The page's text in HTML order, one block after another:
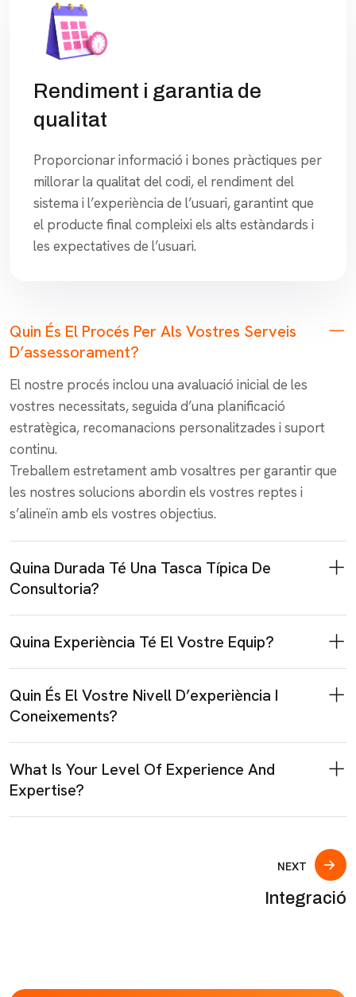
Rendiment i garantia de
qualitat
Proporcionar informació i bones pràctiques per
millorar la qualitat del codi, el rendiment del
sistema i l’experiència de l’usuari, garantint que
el producte final compleixi els alts estàndards i
les expectatives de l’usuari.
Quin És El Procés Per Als Vostres Serveis
D’assessorament?
El nostre procés inclou una avaluació inicial de les
vostres necessitats, seguida d’una planificació
estratègica, recomanacions personalitzades i suport
continu.
Treballem estretament amb vosaltres per garantir que
les nostres solucions abordin els vostres reptes i
s’alineïn amb els vostres objectius.
Quina Durada Té Una Tasca Típica De
Consultoria?
Quina Experiència Té El Vostre Equip?
Quin És El Vostre Nivell D’experiència I
Coneixements?
What Is Your Level Of Experience And
Expertise?
NEXT
Integració